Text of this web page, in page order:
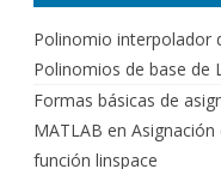
Polinomio interpolador
Polinomios de base de
Formas básicas de
MATLAB en
función linspace